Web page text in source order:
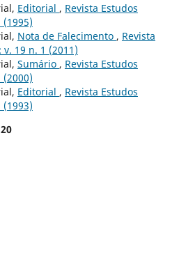
Editorial , Revista Estudos
(1995)
Nota de Falecimento , Revista
19 n. 1 (2011)
Sumário , Revista Estudos
(2000)
Editorial , Revista Estudos
(1993)
20